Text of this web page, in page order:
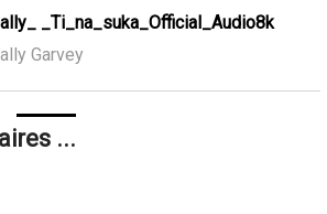
_Ti_na_suka_Official_Audio8k
Garvey
...